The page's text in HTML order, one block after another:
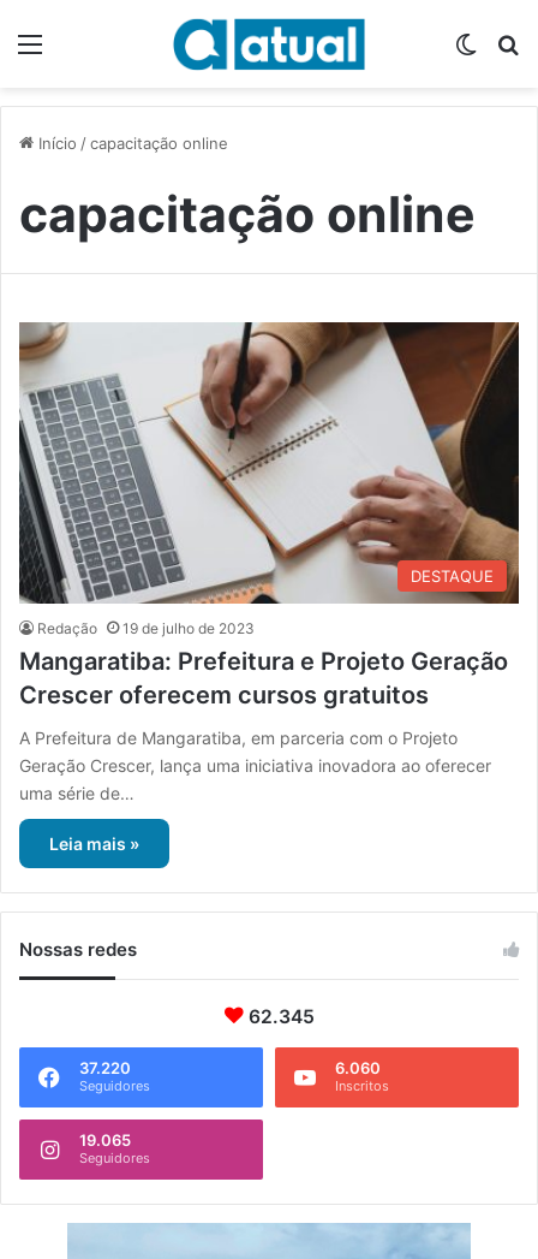
Início /capacitação online
capacitação online
DESTAQUE
Redação 19 de julho de 2023
Mangaratiba: Prefeitura e Projeto Geração
Crescer oferecem cursos gratuitos
A Prefeitura de Mangaratiba, em parceria com o Projeto
Geração Crescer, lança uma iniciativa inovadora ao oferecer
uma série de…
Leia mais »
Nossas redes
62.345
37.220
Seguidores
6.060
Inscritos
19.065
Seguidores